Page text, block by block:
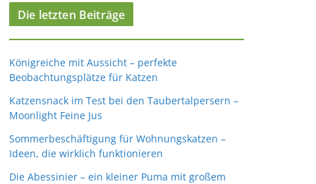
Die letzten Beiträge
Königreiche mit Aussicht – perfekte
Beobachtungsplätze für Katzen
Katzensnack im Test bei den Taubertalpersern –
Moonlight Feine Jus
Sommerbeschäftigung für Wohnungskatzen –
Ideen, die wirklich funktionieren
Die Abessinier – ein kleiner Puma mit großem